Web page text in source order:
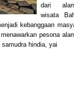
dari
wisata
kebanggaan
pesona
samudra hindia, yai